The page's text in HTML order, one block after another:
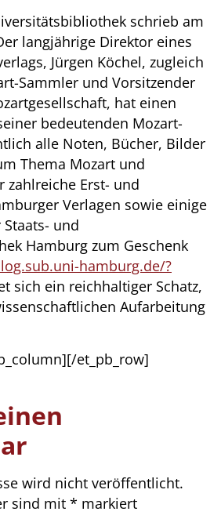
schrieb am
langjährige Direktor eines
Jürgen Köchel, zugleich
Sammler und Vorsitzender
hat einen
bedeutenden Mozart-
alle Noten, Bücher, Bilder
Thema Mozart und
zahlreiche Erst- und
Verlagen sowie einige
und
Hamburg zum Geschenk
hamburg.de/?
sich ein reichhaltiger Schatz,
Aufarbeitung
et_pb_row]
wird nicht veröffentlicht.
sind mit * markiert